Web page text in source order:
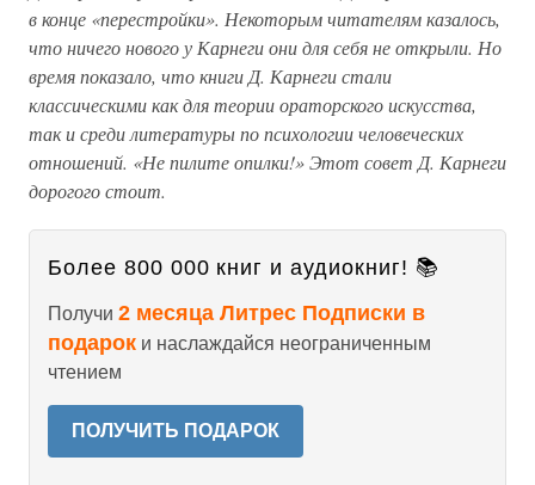
в конце «перестройки». Некоторым читателям казалось,
что ничего нового у Карнеги они для себя не открыли. Но
время показало, что книги Д. Карнеги стали
классическими как для теории ораторского искусства,
так и среди литературы по психологии человеческих
отношений. «Не пилите опилки!» Этот совет Д. Карнеги
дорогого стоит.
Более 800 000 книг и аудиокниг! 📚
Получи 2 месяца Литрес Подписки в
подарок и наслаждайся неограниченным
чтением
ПОЛУЧИТЬ ПОДАРОК